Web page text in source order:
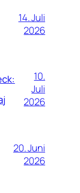
14. Juli
2026
10.
Juli
2026
20. Juni
2026